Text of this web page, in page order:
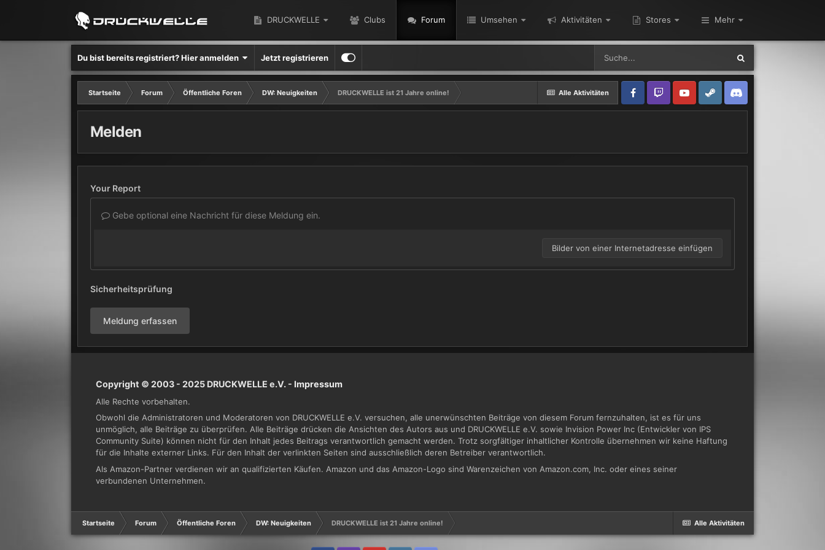
DRUCKWELLE Clubs Forum Umsehen Aktivitäten Stores Mehr
Du bist bereits registriert? Hier anmelden Jetzt registrieren
Alle Aktivitäten
Startseite Forum Öffentliche Foren DW: Neuigkeiten DRUCKWELLE ist 21 Jahre online!
Melden
Your Report
Gebe optional eine Nachricht für diese Meldung ein.
Bilder von einer Internetadresse einfügen
Sicherheitsprüfung
Meldung erfassen
Copyright © 2003 - 2025 DRUCKWELLE e.V. - Impressum
Alle Rechte vorbehalten.
Obwohl die Administratoren und Moderatoren von DRUCKWELLE e.V. versuchen, alle unerwünschten Beiträge von diesem Forum fernzuhalten, ist es für uns
unmöglich, alle Beiträge zu überprüfen. Alle Beiträge drücken die Ansichten des Autors aus und DRUCKWELLE e.V. sowie Invision Power Inc (Entwickler von IPS
Community Suite) können nicht für den Inhalt jedes Beitrags verantwortlich gemacht werden. Trotz sorgfältiger inhaltlicher Kontrolle übernehmen wir keine Haftung
für die Inhalte externer Links. Für den Inhalt der verlinkten Seiten sind ausschließlich deren Betreiber verantwortlich.
Als Amazon-Partner verdienen wir an qualifizierten Käufen. Amazon und das Amazon-Logo sind Warenzeichen von Amazon.com, Inc. oder eines seiner
verbundenen Unternehmen.
Alle Aktivitäten
Startseite Forum Öffentliche Foren DW: Neuigkeiten DRUCKWELLE ist 21 Jahre online!